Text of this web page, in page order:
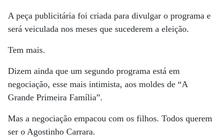
A peça publicitária foi criada para divulgar o programa e
será veiculada nos meses que sucederem a eleição.
Tem mais.
Dizem ainda que um segundo programa está em
negociação, esse mais intimista, aos moldes de “A
Grande Primeira Família”.
Mas a negociação empacou com os filhos. Todos querem
ser o Agostinho Carrara.